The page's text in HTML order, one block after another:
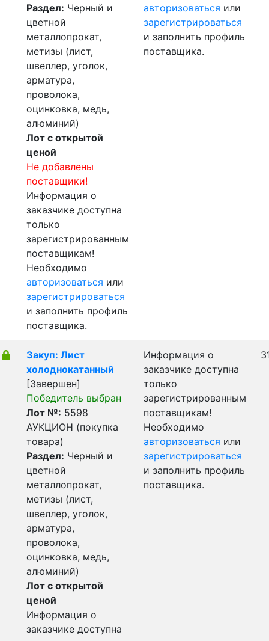
Раздел: Черный и
цветной
металлопрокат,
метизы (лист,
швеллер, уголок,
арматура,
проволока,
оцинковка, медь,
алюминий)
Лот с открытой
ценой
Не добавлены
поставщики!
Информация о
заказчике доступна
только
зарегистрированным
поставщикам!
Необходимо
авторизоваться или
зарегистрироваться
и заполнить профиль
поставщика.
авторизоваться или
зарегистрироваться
и заполнить профиль
поставщика.
Закуп: Лист
холоднокатанный
[Завершен]
Победитель выбран
Лот №: 5598
АУКЦИОН (покупка
товара)
Раздел: Черный и
цветной
металлопрокат,
метизы (лист,
швеллер, уголок,
арматура,
проволока,
оцинковка, медь,
алюминий)
Лот с открытой
ценой
Информация о
заказчике доступна
Информация о
заказчике доступна
только
зарегистрированным
поставщикам!
Необходимо
авторизоваться или
зарегистрироваться
и заполнить профиль
поставщика.